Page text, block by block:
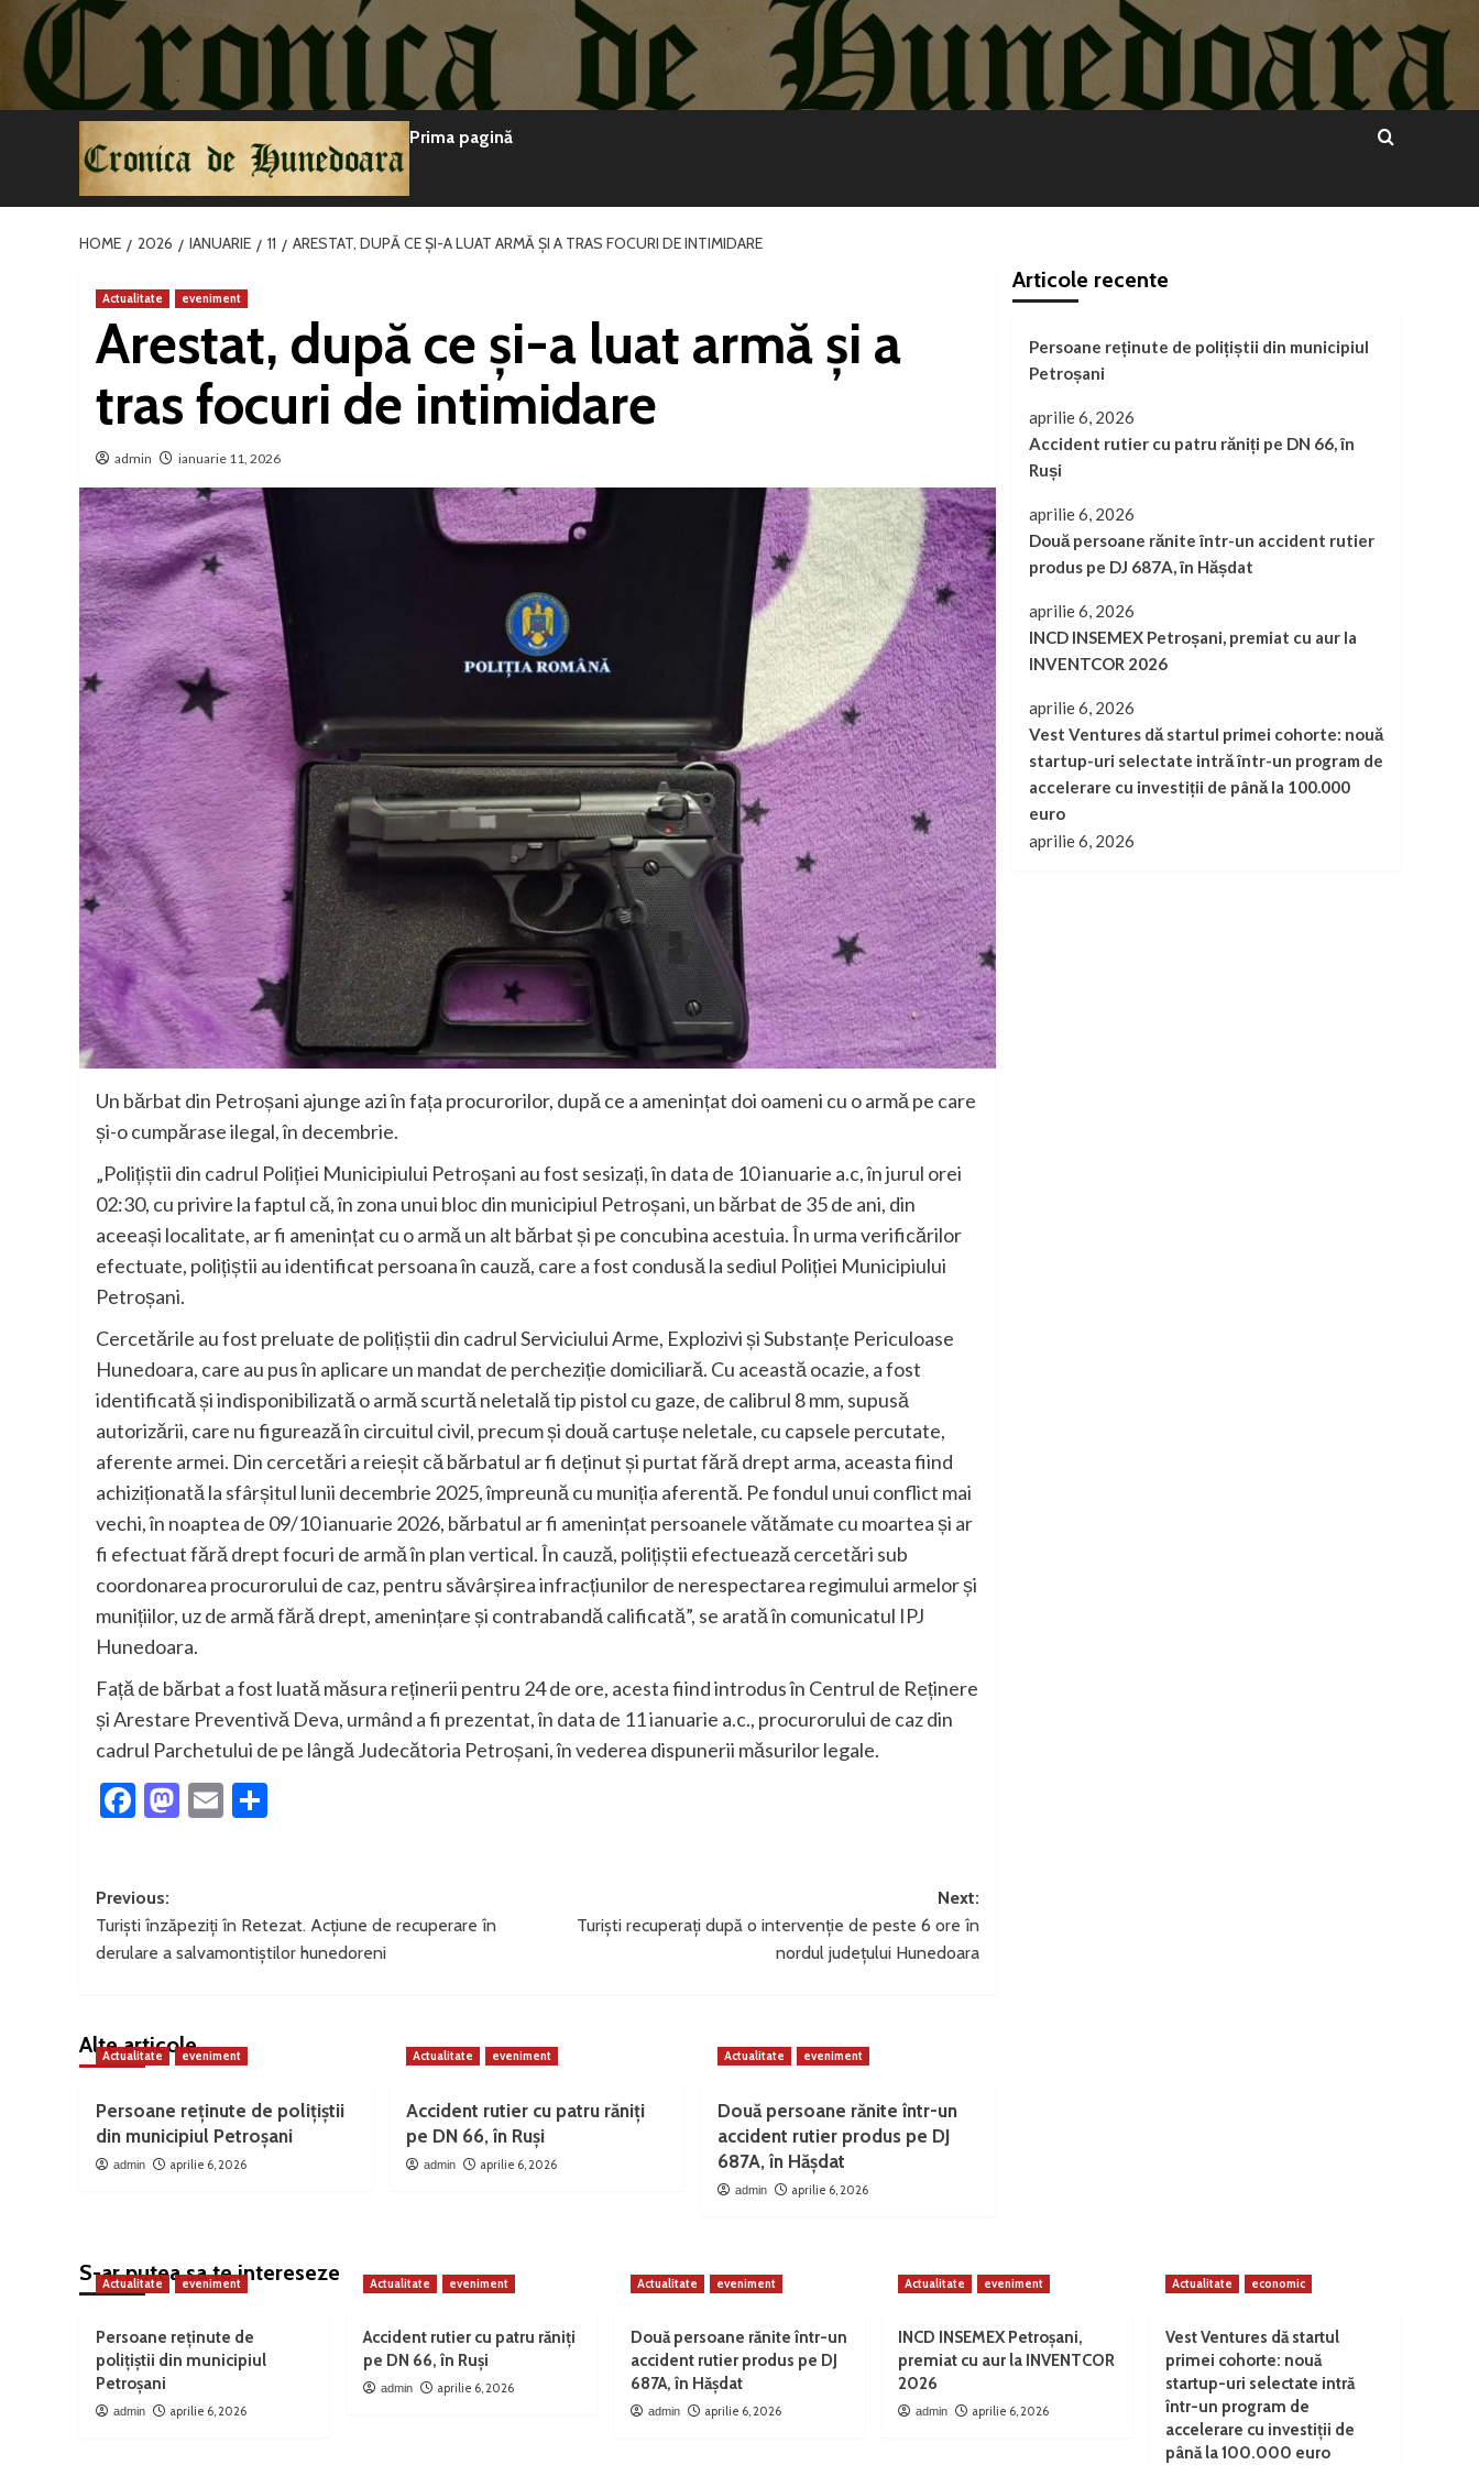
conținut
Prima pagină
HOME 2026 IANUARIE 11 ARESTAT, DUPĂ CE ȘI-A LUAT ARMĂ ȘI A TRAS FOCURI DE INTIMIDARE
Actualitate eveniment
Arestat, după ce și-a luat armă și a
tras focuri de intimidare
admin ianuarie 11, 2026
Un bărbat din Petroșani ajunge azi în fața procurorilor, după ce a amenințat doi oameni cu o armă pe care
și-o cumpărase ilegal, în decembrie.
„Polițiștii din cadrul Poliției Municipiului Petroșani au fost sesizați, în data de 10 ianuarie a.c, în jurul orei
02:30, cu privire la faptul că, în zona unui bloc din municipiul Petroșani, un bărbat de 35 de ani, din
aceeași localitate, ar fi amenințat cu o armă un alt bărbat și pe concubina acestuia. În urma verificărilor
efectuate, polițiștii au identificat persoana în cauză, care a fost condusă la sediul Poliției Municipiului
Petroșani.
Cercetările au fost preluate de polițiștii din cadrul Serviciului Arme, Explozivi și Substanțe Periculoase
Hunedoara, care au pus în aplicare un mandat de percheziție domiciliară. Cu această ocazie, a fost
identificată și indisponibilizată o armă scurtă neletală tip pistol cu gaze, de calibrul 8 mm, supusă
autorizării, care nu figurează în circuitul civil, precum și două cartușe neletale, cu capsele percutate,
aferente armei. Din cercetări a reieșit că bărbatul ar fi deținut și purtat fără drept arma, aceasta fiind
achiziționată la sfârșitul lunii decembrie 2025, împreună cu muniția aferentă. Pe fondul unui conflict mai
vechi, în noaptea de 09/10 ianuarie 2026, bărbatul ar fi amenințat persoanele vătămate cu moartea și ar
fi efectuat fără drept focuri de armă în plan vertical. În cauză, polițiștii efectuează cercetări sub
coordonarea procurorului de caz, pentru săvârșirea infracțiunilor de nerespectarea regimului armelor și
munițiilor, uz de armă fără drept, amenințare și contrabandă calificată”, se arată în comunicatul IPJ
Hunedoara.
Față de bărbat a fost luată măsura reținerii pentru 24 de ore, acesta fiind introdus în Centrul de Reținere
și Arestare Preventivă Deva, urmând a fi prezentat, în data de 11 ianuarie a.c., procurorului de caz din
cadrul Parchetului de pe lângă Judecătoria Petroșani, în vederea dispunerii măsurilor legale.
Facebook
Mastodon
Email
Post
navigation
Previous:
Turiști înzăpeziți în Retezat. Acțiune de recuperare în
derulare a salvamontiștilor hunedoreni
Next:
Turiști recuperați după o intervenție de peste 6 ore în
nordul județului Hunedoara
Alte articole
Actualitate eveniment
Persoane reținute de polițiștii
din municipiul Petroșani
admin aprilie 6, 2026
Actualitate eveniment
Accident rutier cu patru răniți
pe DN 66, în Ruși
admin aprilie 6, 2026
Actualitate eveniment
Două persoane rănite într-un
accident rutier produs pe DJ
687A, în Hășdat
admin aprilie 6, 2026
Articole recente
Persoane reținute de polițiștii din municipiul
Petroșani
aprilie 6, 2026
Accident rutier cu patru răniți pe DN 66, în
Ruși
aprilie 6, 2026
Două persoane rănite într-un accident rutier
produs pe DJ 687A, în Hășdat
aprilie 6, 2026
INCD INSEMEX Petroșani, premiat cu aur la
INVENTCOR 2026
aprilie 6, 2026
Vest Ventures dă startul primei cohorte: nouă
startup-uri selectate intră într-un program de
accelerare cu investiții de până la 100.000
euro
aprilie 6, 2026
S-ar putea sa te intereseze
Actualitate eveniment
Persoane reținute de
polițiștii din municipiul
Petroșani
admin aprilie 6, 2026
Actualitate eveniment
Accident rutier cu patru răniți
pe DN 66, în Ruși
admin aprilie 6, 2026
Actualitate eveniment
Două persoane rănite într-un
accident rutier produs pe DJ
687A, în Hășdat
admin aprilie 6, 2026
Actualitate eveniment
INCD INSEMEX Petroșani,
premiat cu aur la INVENTCOR
2026
admin aprilie 6, 2026
Actualitate economic
Vest Ventures dă startul
primei cohorte: nouă
startup-uri selectate intră
într-un program de
accelerare cu investiții de
până la 100.000 euro